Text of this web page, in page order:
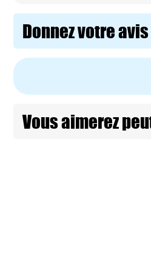
Donnez votre avis
Vous aimerez